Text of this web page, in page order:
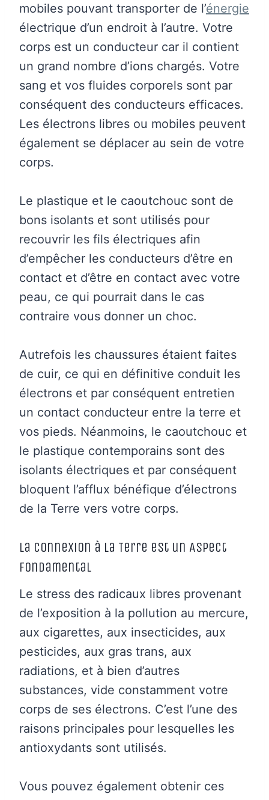
mobiles pouvant transporter de l’énergie
électrique d’un endroit à l’autre. Votre
corps est un conducteur car il contient
un grand nombre d’ions chargés. Votre
sang et vos fluides corporels sont par
conséquent des conducteurs efficaces.
Les électrons libres ou mobiles peuvent
également se déplacer au sein de votre
corps.
Le plastique et le caoutchouc sont de
bons isolants et sont utilisés pour
recouvrir les fils électriques afin
d’empêcher les conducteurs d’être en
contact et d’être en contact avec votre
peau, ce qui pourrait dans le cas
contraire vous donner un choc.
Autrefois les chaussures étaient faites
de cuir, ce qui en définitive conduit les
électrons et par conséquent entretien
un contact conducteur entre la terre et
vos pieds. Néanmoins, le caoutchouc et
le plastique contemporains sont des
isolants électriques et par conséquent
bloquent l’afflux bénéfique d’électrons
de la Terre vers votre corps.
La Connexion à la Terre est un Aspect
Fondamental
Le stress des radicaux libres provenant
de l’exposition à la pollution au mercure,
aux cigarettes, aux insecticides, aux
pesticides, aux gras trans, aux
radiations, et à bien d’autres
substances, vide constamment votre
corps de ses électrons. C’est l’une des
raisons principales pour lesquelles les
antioxydants sont utilisés.
Vous pouvez également obtenir ces